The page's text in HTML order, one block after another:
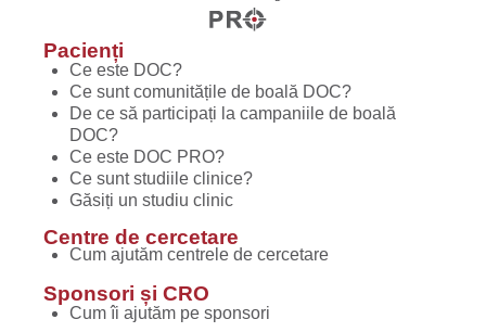
Pacienți
Ce este DOC?
Ce sunt comunitățile de boală DOC?
De ce să participați la campaniile de boală
DOC?
Ce este DOC PRO?
Ce sunt studiile clinice?
Găsiți un studiu clinic
Centre de cercetare
Cum ajutăm centrele de cercetare
Sponsori și CRO
Cum îi ajutăm pe sponsori